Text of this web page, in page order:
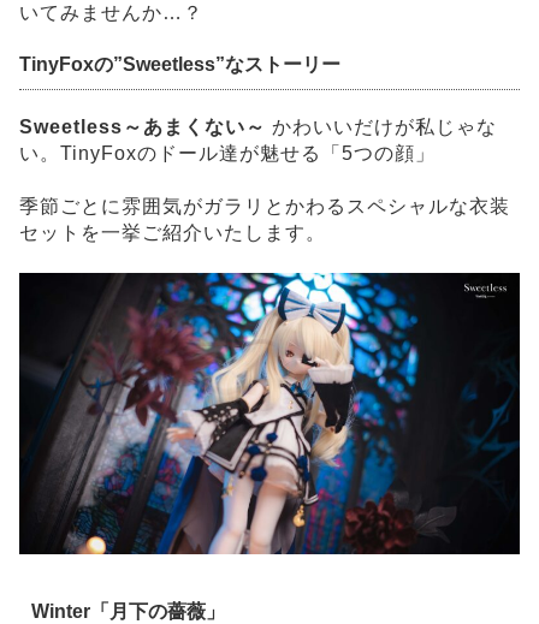
いてみませんか…？
TinyFoxの”Sweetless”なストーリー
Sweetless～あまくない～ かわいいだけが私じゃな
い。TinyFoxのドール達が魅せる「5つの顔」
季節ごとに雰囲気がガラリとかわるスペシャルな衣装
セットを一挙ご紹介いたします。
Winter「月下の薔薇」